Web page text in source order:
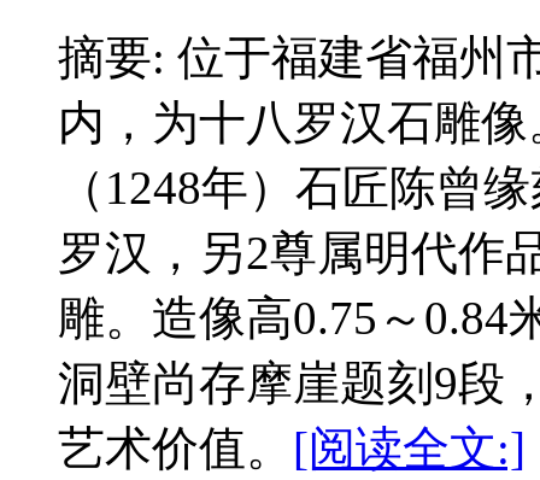
摘要: 位于福建省福州
内，为十八罗汉石雕
（1248年）石匠陈曾
罗汉，另2尊属明代作
雕。造像高0.75～0.84
洞壁尚存摩崖题刻9段
艺术价值。 [阅读全文:]